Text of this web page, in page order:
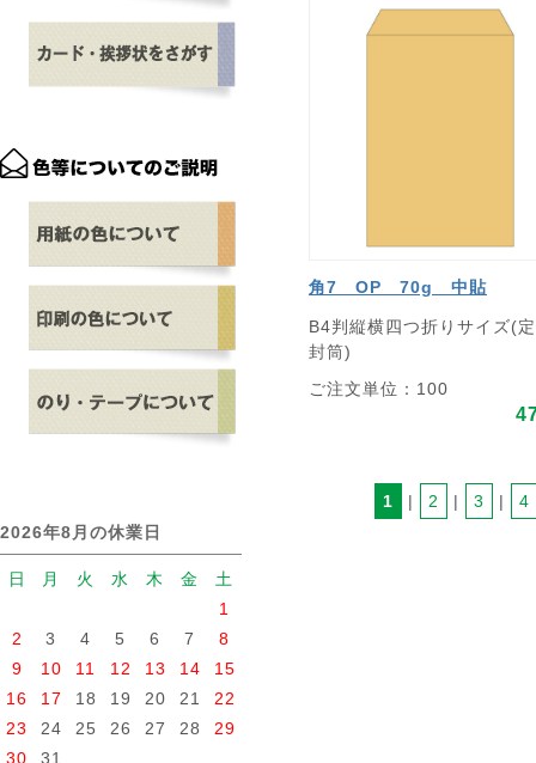
2026年8月の休業日
日 月 火 水 木 金
土
1
2
3 4 5 6 7
8
9
10 11 12 13 14
15
16
17 18 19 20 21
22
23
24 25 26 27 28
29
30
31
角7 OP 70g 中貼
B4判縦横四つ折りサイズ(
封筒)
ご注文単位：100
1 | 2 | 3 | 4